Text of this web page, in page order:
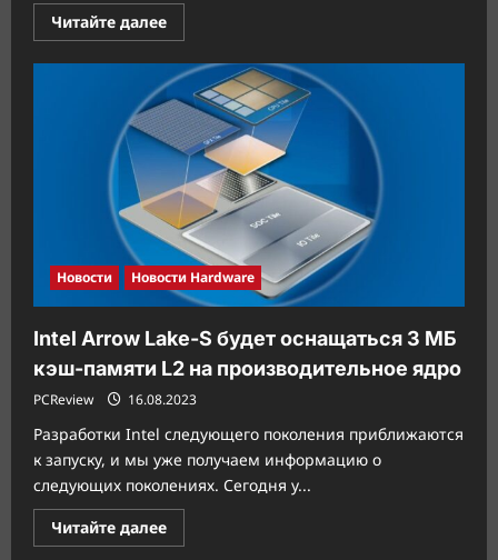
Читайте далееПрочитать
больше
Раскрыты
кодовые
названия
графического
процессора
NVIDIA
Blackwell,
у
AD104
нет
преемника
Новости Новости Hardware
Intel Arrow Lake-S будет оснащаться 3 МБ
кэш-памяти L2 на производительное ядро
PCReview 16.08.2023
Разработки Intel следующего поколения приближаются
к запуску, и мы уже получаем информацию о
следующих поколениях. Сегодня у...
Читайте далееПрочитать
больше